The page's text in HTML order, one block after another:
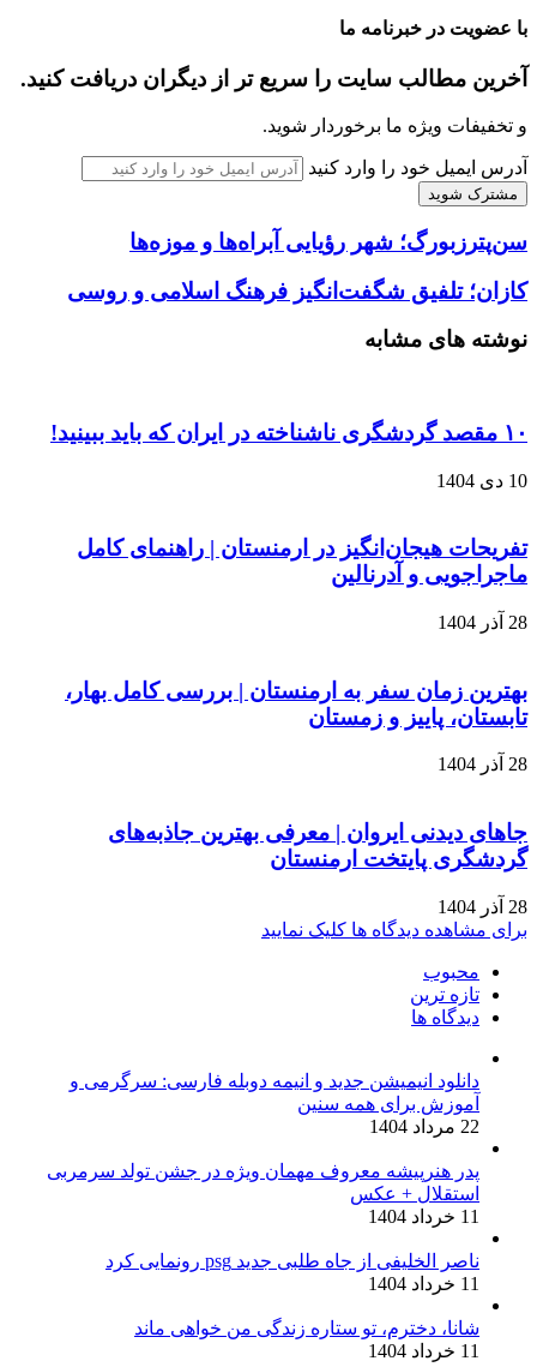
با عضویت در خبرنامه ما
آخرین مطالب سایت را سریع تر از دیگران دریافت کنید.
و تخفیفات ویژه ما برخوردار شوید.
آدرس ایمیل خود را وارد کنید
سن‌پترزبورگ؛ شهر رؤیایی آبراه‌ها و موزه‌ها
کازان؛ تلفیق شگفت‌انگیز فرهنگ اسلامی و روسی
نوشته های مشابه
۱۰ مقصد گردشگری ناشناخته در ایران که باید ببینید!
10 دی 1404
تفریحات هیجان‌انگیز در ارمنستان | راهنمای کامل
ماجراجویی و آدرنالین
28 آذر 1404
بهترین زمان سفر به ارمنستان | بررسی کامل بهار،
تابستان، پاییز و زمستان
28 آذر 1404
جاهای دیدنی ایروان | معرفی بهترین جاذبه‌های
گردشگری پایتخت ارمنستان
28 آذر 1404
برای مشاهده دیدگاه ها کلیک نمایید
محبوب
تازه ترین
دیدگاه ها
دانلود انیمیشن جدید و انیمه دوبله فارسی: سرگرمی و
آموزش برای همه سنین
22 مرداد 1404
پدر هنرپیشه معروف مهمان ویژه در جشن تولد سرمربی
استقلال + عکس
11 خرداد 1404
ناصر الخلیفی از جاه طلبی جدید psg رونمایی کرد
11 خرداد 1404
شانا، دخترم، تو ستاره زندگی من خواهی ماند
11 خرداد 1404